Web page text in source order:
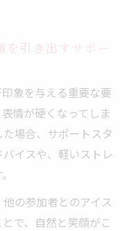
を引き出すサポー
象を与える重要な要
情が硬くなってしま
場合、サポートスタ
イスや、軽いストレ
の参加者とのアイス
で、自然と笑顔がこ